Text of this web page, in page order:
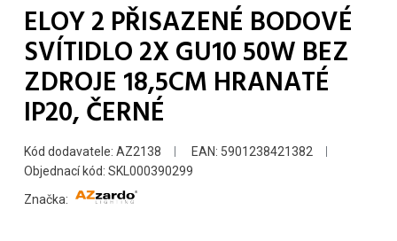
ELOY 2 PŘISAZENÉ BODOVÉ
SVÍTIDLO 2X GU10 50W BEZ
ZDROJE 18,5CM HRANATÉ
IP20, ČERNÉ
Kód dodavatele: AZ2138
EAN: 5901238421382
Objednací kód: SKL000390299
Značka: